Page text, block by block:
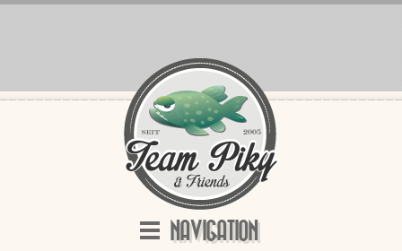
NAVIGATION